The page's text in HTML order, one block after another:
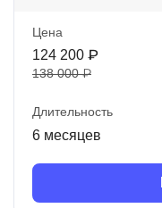
Цена
124 200 ₽
138 000 ₽
Длительность
6 месяцев